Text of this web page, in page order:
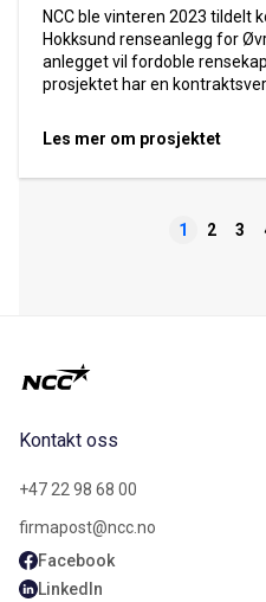
NCC ble vinteren 2023 tildelt
Hokksund renseanlegg for
anlegget vil fordoble
prosjektet har en
Les mer om prosjektet
1 2 3
Kontakt oss
+47 22 98 68 00
firmapost@ncc.no
Facebook
LinkedIn